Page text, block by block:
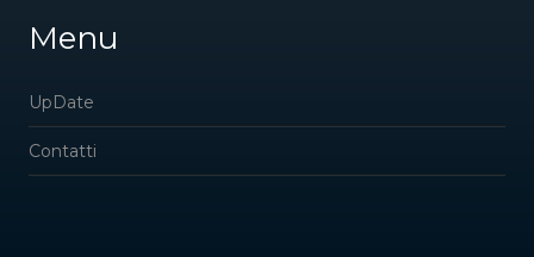
Menu
UpDate
Contatti